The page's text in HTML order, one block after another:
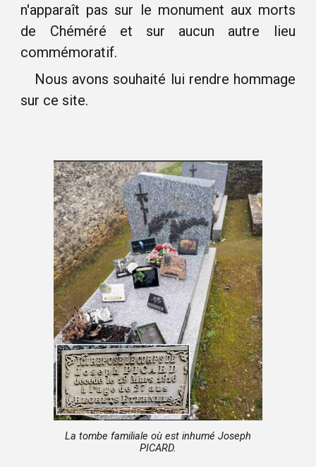
n'apparaît pas sur le monument aux morts
de Chéméré et sur aucun autre lieu
commémoratif.
Nous avons souhaité lui rendre hommage
sur ce site.
La tombe familiale où est inhumé Joseph
PICARD.